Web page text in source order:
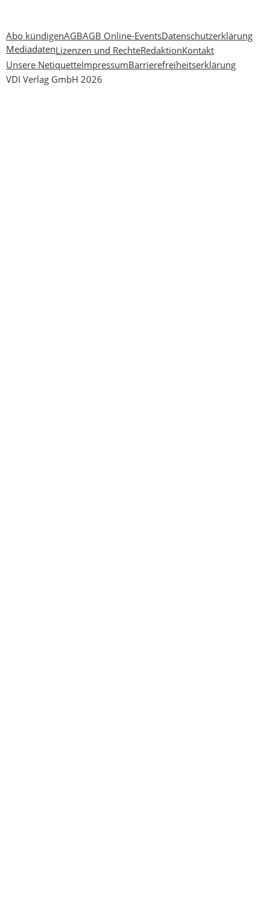
Abo kündigenAGBAGB Online-EventsDatenschutzerklärung
MediadatenLizenzen und RechteRedaktionKontakt
Unsere NetiquetteImpressumBarrierefreiheitserklärung
VDI Verlag GmbH 2026